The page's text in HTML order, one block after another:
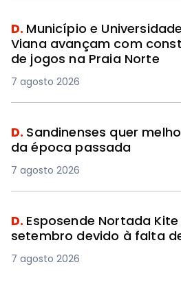
D. Município e
Viana avançam com
de jogos na Praia Norte
7 agosto 2026
D. Sandinenses quer
da época passada
7 agosto 2026
D. Esposende Nortada
setembro devido à falta
7 agosto 2026